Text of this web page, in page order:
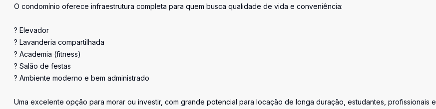
O condomínio oferece infraestrutura completa para quem busca qualidade de vida e conveniência:
? Elevador
? Lavanderia compartilhada
? Academia (fitness)
? Salão de festas
? Ambiente moderno e bem administrado
Uma excelente opção para morar ou investir, com grande potencial para locação de longa duração, estudantes, profissionais e